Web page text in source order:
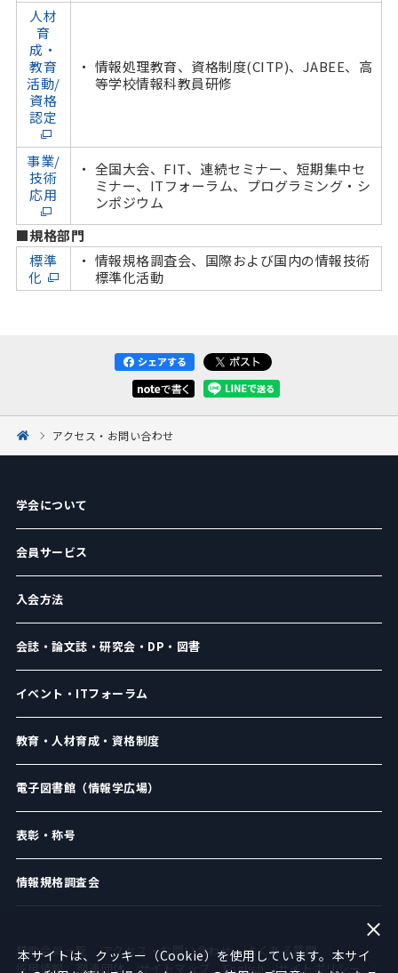
人材
育
成・
教育
活動/
資格
認定
情報処理教育、資格制度(CITP)、JABEE、高
等学校情報科教員研修
事業/
技術
応用
全国大会、FIT、連続セミナー、短期集中セ
ミナー、ITフォーラム、プログラミング・シ
ンポジウム
■規格部門
標準
化
情報規格調査会、国際および国内の情報技術
標準化活動
アクセス・お問い合わせ
学会について
会員サービス
入会方法
会誌・論文誌・研究会・DP・図書
イベント・ITフォーラム
教育・人材育成・資格制度
電子図書館（情報学広場）
表彰・称号
情報規格調査会
賛助会員一覧 アクセス・お問い合わせ
よくある質問
採用情報
関連団体 サイトマップ English サイトポリシー
本サイトは、クッキー（Cookie）を使用しています。本サイ